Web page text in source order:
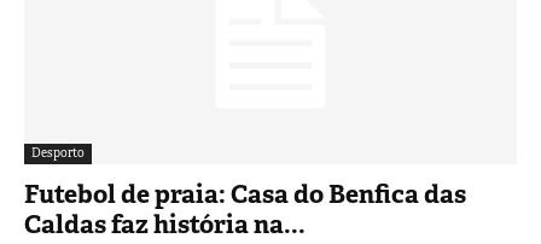
Desporto
Futebol de praia: Casa do Benfica das
Caldas faz história na...